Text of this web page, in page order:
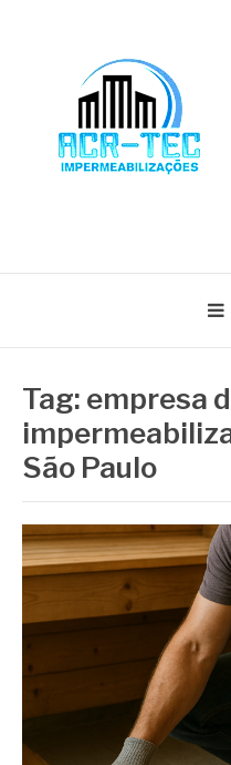
Tag: empresa
São Paulo